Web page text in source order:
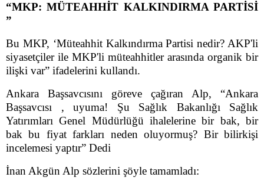
“MKP: MÜTEAHHİT KALKINDIRMA PARTİSİ
”
Bu MKP, ‘Müteahhit Kalkındırma Partisi nedir? AKP'li
siyasetçiler ile MKP'li müteahhitler arasında organik bir
ilişki var” ifadelerini kullandı.
Ankara Başsavcısını göreve çağıran Alp, “Ankara
Başsavcısı , uyuma! Şu Sağlık Bakanlığı Sağlık
Yatırımları Genel Müdürlüğü ihalelerine bir bak, bir
bak bu fiyat farkları neden oluyormuş? Bir bilirkişi
incelemesi yaptır” Dedi
İnan Akgün Alp sözlerini şöyle tamamladı: